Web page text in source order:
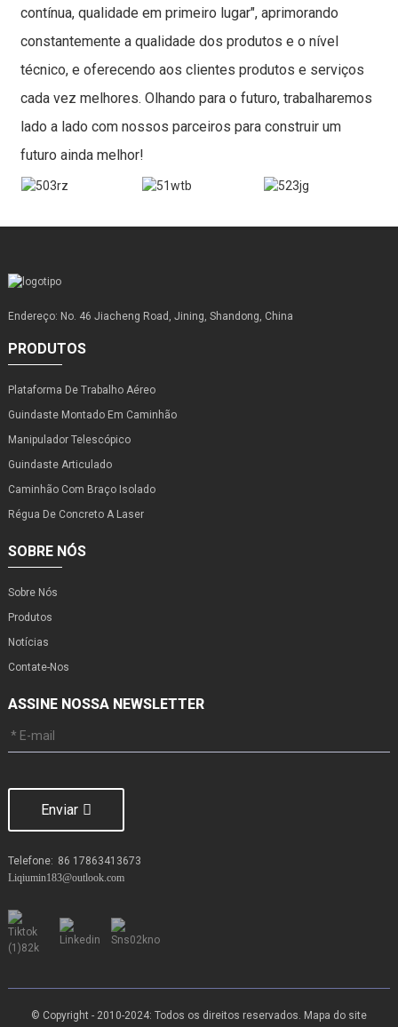
contínua, qualidade em primeiro lugar", aprimorando
constantemente a qualidade dos produtos e o nível
técnico, e oferecendo aos clientes produtos e serviços
cada vez melhores. Olhando para o futuro, trabalharemos
lado a lado com nossos parceiros para construir um
futuro ainda melhor!
Endereço: No. 46 Jiacheng Road, Jining, Shandong, China
PRODUTOS
Plataforma De Trabalho Aéreo
Guindaste Montado Em Caminhão
Manipulador Telescópico
Guindaste Articulado
Caminhão Com Braço Isolado
Régua De Concreto A Laser
SOBRE NÓS
Sobre Nós
Produtos
Notícias
Contate-Nos
ASSINE NOSSA NEWSLETTER
Enviar
Telefone: 86 17863413673
Liqiumin183@outlook.com
© Copyright - 2010-2024: Todos os direitos reservados. Mapa do site